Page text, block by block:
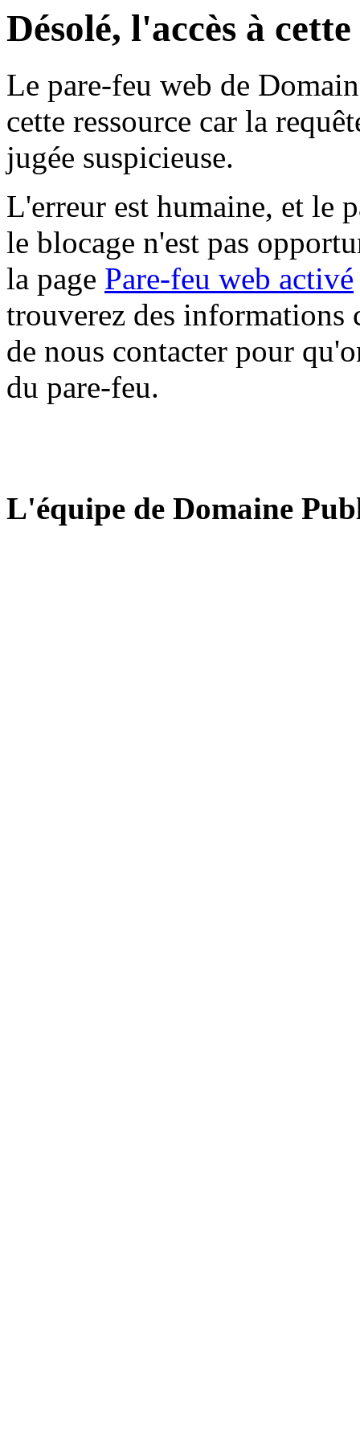
Désolé, l'accès à
Le pare-feu web de
cette ressource car la
jugée suspicieuse.
L'erreur est humaine, et le
le blocage n'est pas
la page Pare-feu web activé
trouverez des informations
de nous contacter pour
du pare-feu.
L'équipe de Domaine